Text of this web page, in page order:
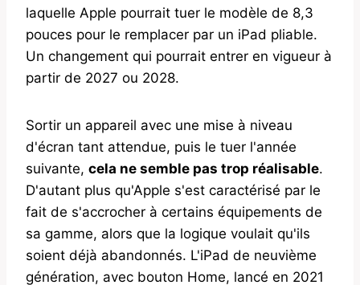
laquelle Apple pourrait tuer le modèle de 8,3
pouces pour le remplacer par un iPad pliable.
Un changement qui pourrait entrer en vigueur à
partir de 2027 ou 2028.
Sortir un appareil avec une mise à niveau
d'écran tant attendue, puis le tuer l'année
suivante, cela ne semble pas trop réalisable.
D'autant plus qu'Apple s'est caractérisé par le
fait de s'accrocher à certains équipements de
sa gamme, alors que la logique voulait qu'ils
soient déjà abandonnés. L'iPad de neuvième
génération, avec bouton Home, lancé en 2021